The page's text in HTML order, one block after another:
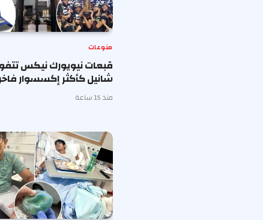
منوعات
قبعات نيويورك نيكس
شانيل كأكثر إكسسوار
منذ 15 ساعة